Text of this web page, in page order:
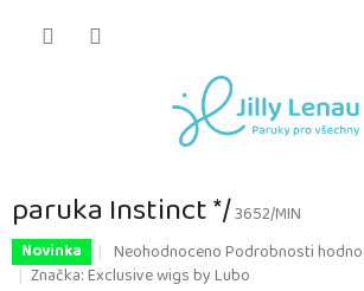
paruka Instinct */3652/MIN
Novinka
Průměrné
hodnocení
NeohodnocenoPodrobnosti
Značka:Exclusive wigs by Lubo